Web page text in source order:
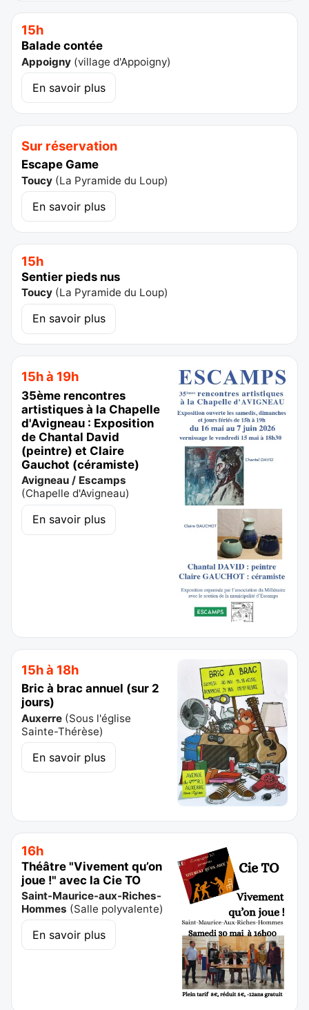
15h
Balade contée
Appoigny (village d'Appoigny)
En savoir plus
Sur réservation
Escape Game
Toucy (La Pyramide du Loup)
En savoir plus
15h
Sentier pieds nus
Toucy (La Pyramide du Loup)
En savoir plus
15h à 19h
35ème rencontres
artistiques à la Chapelle
d'Avigneau : Exposition
de Chantal David
(peintre) et Claire
Gauchot (céramiste)
Avigneau / Escamps
(Chapelle d'Avigneau)
En savoir plus
15h à 18h
Bric à brac annuel (sur 2
jours)
Auxerre (Sous l'église
Sainte-Thérèse)
En savoir plus
16h
Théâtre "Vivement qu’on
joue !" avec la Cie TO
Saint-Maurice-aux-Riches-
Hommes (Salle polyvalente)
En savoir plus